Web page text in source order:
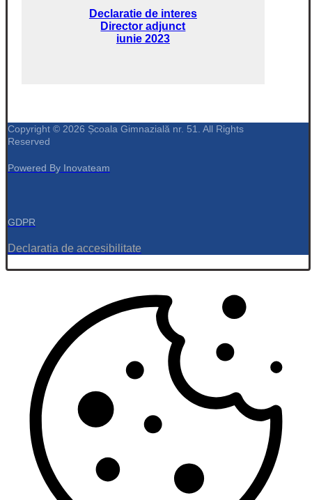
Declaratie de interes
Director adjunct
iunie 2023
Copyright © 2026 Școala Gimnazială nr. 51. All Rights
Reserved
Powered By Inovateam
GDPR
Declaratia de accesibilitate